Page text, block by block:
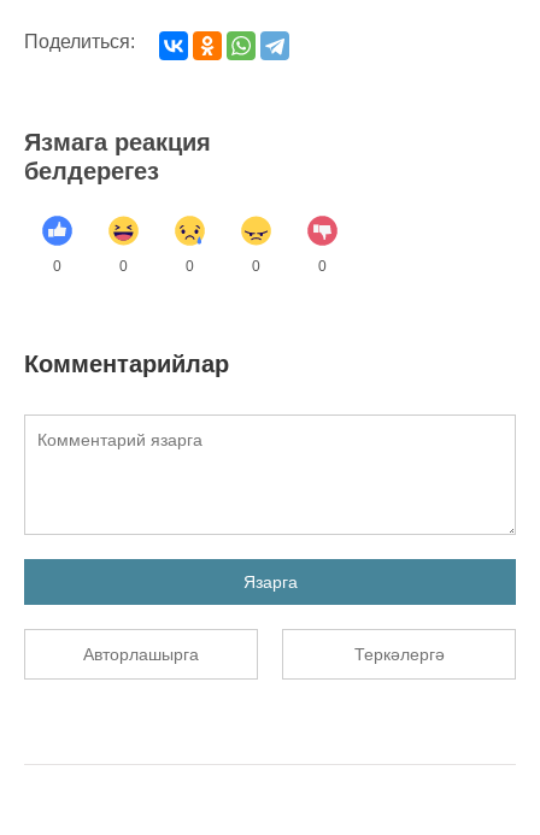
Поделиться:
Язмага реакция
белдерегез
0 0 0 0 0
Комментарийлар
Язарга
Авторлашырга Теркәлергә